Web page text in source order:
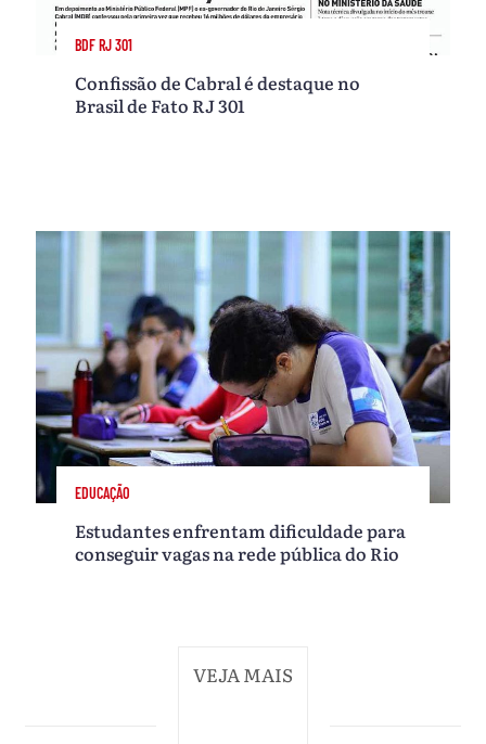
BDF RJ 301
Confissão de Cabral é destaque no
Brasil de Fato RJ 301
EDUCAÇÃO
Estudantes enfrentam dificuldade para
conseguir vagas na rede pública do Rio
VEJA MAIS